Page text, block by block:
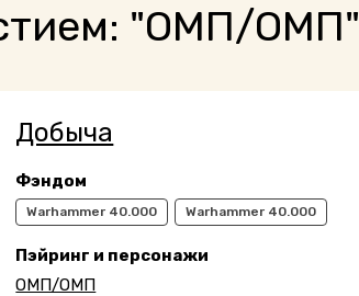
"ОМП/ОМП"
Добыча
Фэндом
Warhammer 40.000 Warhammer 40.000
Пэйринг и персонажи
ОМП/ОМП